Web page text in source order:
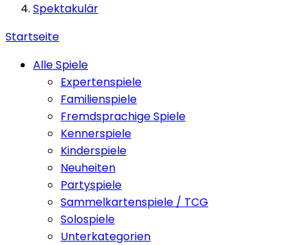
Spektakulär
Startseite
Alle Spiele
Expertenspiele
Familienspiele
Fremdsprachige Spiele
Kennerspiele
Kinderspiele
Neuheiten
Partyspiele
Sammelkartenspiele / TCG
Solospiele
Unterkategorien